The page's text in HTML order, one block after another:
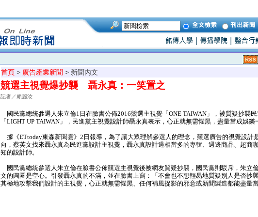
首頁 > 廣告產業新聞 > 新聞內文
競選主視覺爆抄襲 聶永真：一笑置之
記者／賴麗汝
國民黨總統參選人朱立倫1日在臉書公佈2016競選主視覺「ONE TAIWAN」，被質疑抄襲
「LIGHT UP TAIWAN」，民進黨主視覺設計師聶永真表示，心正就無需懼黑，盡量當成娛樂
據《ETtoday東森新聞雲》2日報導，為了讓大眾理解參選人的理念，競選廣告的視覺設計
向，蔡英文找來聶永真為民進黨設計主視覺，聶永真設計過相當多的專輯、週邊商品、超商
知的設計師。
國民黨總統參選人朱立倫在臉書公佈競選主視覺後被網友質疑抄襲，國民黨則駁斥，朱立
文的圓圈是空心。引發聶永真的不滿，並在臉書上寫：「不會也不想輕易地質疑別人是否抄
其極地攻擊我們設計的主視覺，心正就無需懼黑、任何補風捉影的邪意或新聞製造都能盡量